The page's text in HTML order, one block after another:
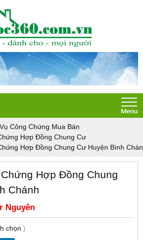
Công Chứng Mua Bán
Hợp Đồng Chung Cư
Hợp Đồng Chung Cư Huyện Bình
Hợp Đồng Chung
Chánh
Nguyên
chọn )